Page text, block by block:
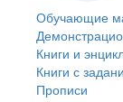
Обучающие
Книги и
Книги с
Прописи